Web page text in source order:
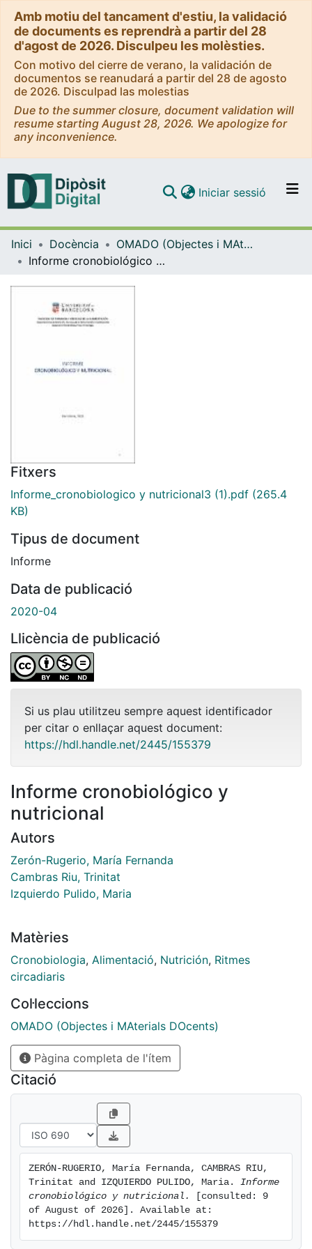
Amb motiu del tancament d'estiu, la validació
de documents es reprendrà a partir del 28
d'agost de 2026. Disculpeu les molèsties.
Con motivo del cierre de verano, la validación de
documentos se reanudará a partir del 28 de agosto
de 2026. Disculpad las molestias
Due to the summer closure, document validation will
resume starting August 28, 2026. We apologize for
any inconvenience.
Navega per tot el DD
Iniciar sessió (current)
Inici Docència
OMADO (Objectes i MAterials DOcents)
Informe cronobiológico y nutricional
Fitxers
Informe_cronobiologico y nutricional3 (1).pdf (265.4
KB)
Tipus de document
Informe
Data de publicació
2020-04
Llicència de publicació
Si us plau utilitzeu sempre aquest identificador
per citar o enllaçar aquest document:
https://hdl.handle.net/2445/155379
Informe cronobiológico y
nutricional
Autors
Zerón-Rugerio, María Fernanda
Cambras Riu, Trinitat
Izquierdo Pulido, Maria
Matèries
Cronobiologia, Alimentació, Nutrición, Ritmes
circadiaris
Col·leccions
OMADO (Objectes i MAterials DOcents)
Pàgina completa de l'ítem
Citació
ZERÓN-RUGERIO, María Fernanda, CAMBRAS RIU,
Trinitat and IZQUIERDO PULIDO, Maria. Informe
cronobiológico y nutricional.
[consulted: 9
of August of 2026]. Available at:
https://hdl.handle.net/2445/155379